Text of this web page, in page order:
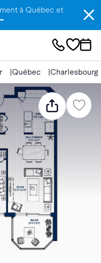
à Québec et
Québec Charlesbourg